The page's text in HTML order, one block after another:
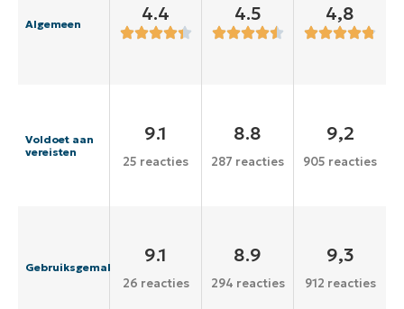
Algemeen 4.4 4.5 4,8
Voldoet aan
vereisten
9.1
25 reacties
8.8
287 reacties
9,2
905 reacties
Gebruiksgemak
9.1
26 reacties
8.9
294 reacties
9,3
912 reacties